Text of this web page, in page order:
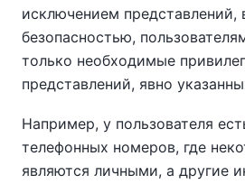
исключением
безопасностью,
только необходимые
представлений, явно
Например, у пользователя
телефонных номеров, где
являются личными, а другие